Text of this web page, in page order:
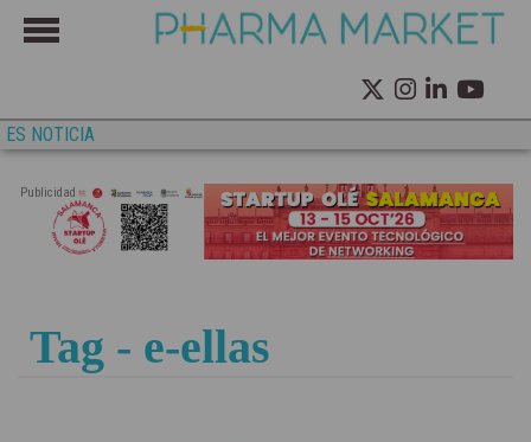
ES NOTICIA
Publicidad
Tag - e-ellas